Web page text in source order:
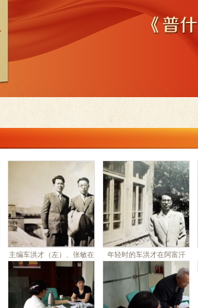
主编车洪才（左）、张敏在
阿富汗留学时合影
年轻时的车洪才在阿富汗